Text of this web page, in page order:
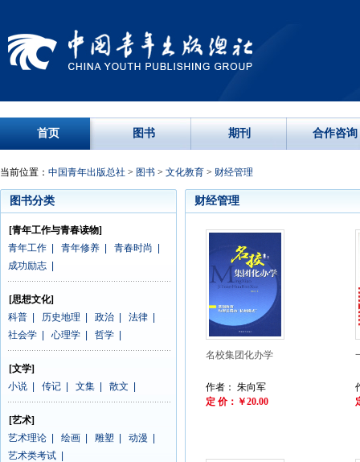
首页 图书 期刊 合作咨询
当前位置： 中国青年出版总社 > 图书 > 文化教育 > 财经管理
图书分类
[青年工作与青春读物]
青年工作
青年修养 青春时尚
成功励志
[思想文化]
科普
历史地理 政治 法律
社会学
心理学 哲学
[文学]
小说
传记 文集 散文
[艺术]
艺术理论
绘画 雕塑 动漫
艺术类考试
财经管理
名校集团化办学
作者： 朱向军
定 价：￥20.00